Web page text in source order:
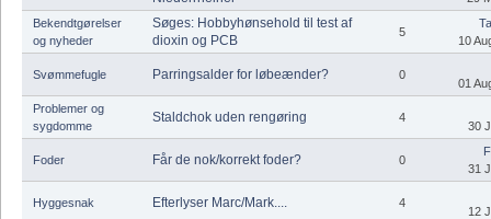
Bekendtgørelser
og nyheder
Søges: Hobbyhønsehold til test af
dioxin og PCB
5
10
Svømmefugle Parringsalder for løbeænder? 0
01
Problemer og
sygdomme
Staldchok uden rengøring 4
30
Foder Får de nok/korrekt foder? 0
31
Hyggesnak Efterlyser Marc/Mark.... 4
12